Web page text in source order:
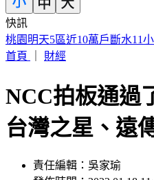
快訊
幕後／竹北人選呼之欲出 賴
首頁
財經
NCC拍板通
台灣之星、遠
責任編輯：吳家瑜